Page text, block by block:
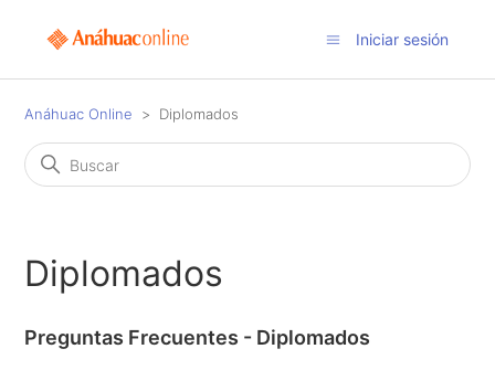
Iniciar sesión
Anáhuac Online Diplomados
Diplomados
Preguntas Frecuentes - Diplomados